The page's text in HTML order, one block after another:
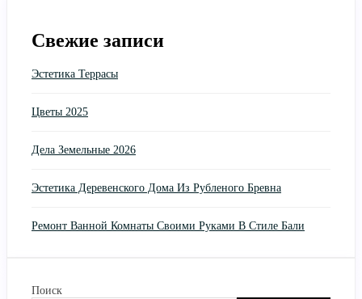
Свежие записи
Эстетика Террасы
Цветы 2025
Дела Земельные 2026
Эстетика Деревенского Дома Из Рубленого Бревна
Ремонт Ванной Комнаты Своими Руками В Стиле Бали
Поиск